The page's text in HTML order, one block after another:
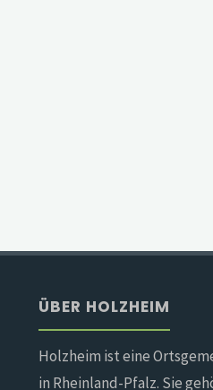
ÜBER HOLZHEIM
Holzheim ist eine
in Rheinland-Pfalz. Sie